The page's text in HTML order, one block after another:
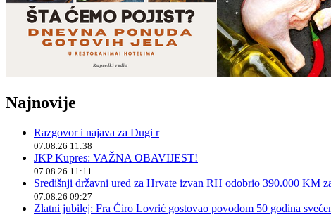
Najnovije
Razgovor i najava za Dugi r
07.08.26 11:38
JKP Kupres: VAŽNA OBAVIJEST!
07.08.26 11:11
Središnji državni ured za Hrvate izvan RH odobrio 390.000 KM
07.08.26 09:27
Zlatni jubilej: Fra Ćiro Lovrić gostovao povodom 50 godina